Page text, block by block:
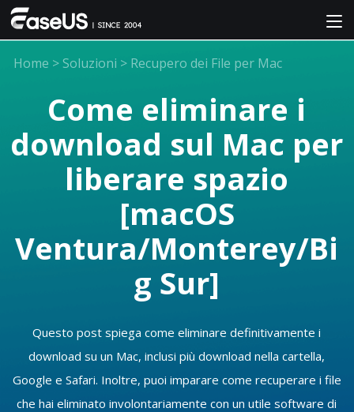
Home > Soluzioni > Recupero dei File per Mac
Come eliminare i
download sul Mac per
liberare spazio
[macOS
Ventura/Monterey/Bi
g Sur]
Questo post spiega come eliminare definitivamente i
download su un Mac, inclusi più download nella cartella,
Google e Safari. Inoltre, puoi imparare come recuperare i file
che hai eliminato involontariamente con un utile software di